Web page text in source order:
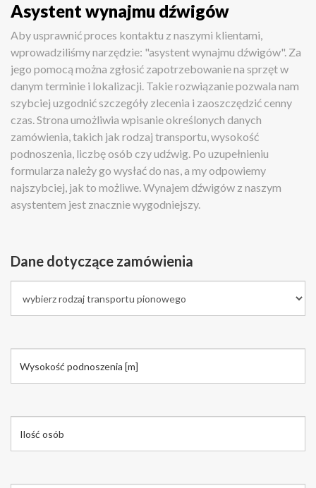
Asystent wynajmu dźwigów
Aby usprawnić proces kontaktu z naszymi klientami,
wprowadziliśmy narzędzie: "asystent wynajmu dźwigów". Za
jego pomocą można zgłosić zapotrzebowanie na sprzęt w
danym terminie i lokalizacji. Takie rozwiązanie pozwala nam
szybciej uzgodnić szczegóły zlecenia i zaoszczędzić cenny
czas. Strona umożliwia wpisanie określonych danych
zamówienia, takich jak rodzaj transportu, wysokość
podnoszenia, liczbę osób czy udźwig. Po uzupełnieniu
formularza należy go wysłać do nas, a my odpowiemy
najszybciej, jak to możliwe. Wynajem dźwigów z naszym
asystentem jest znacznie wygodniejszy.
Dane dotyczące zamówienia